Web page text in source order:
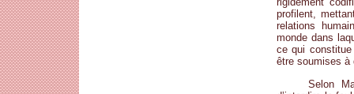
profilent,
relations
monde dans
ce qui
être soumises à
Selon